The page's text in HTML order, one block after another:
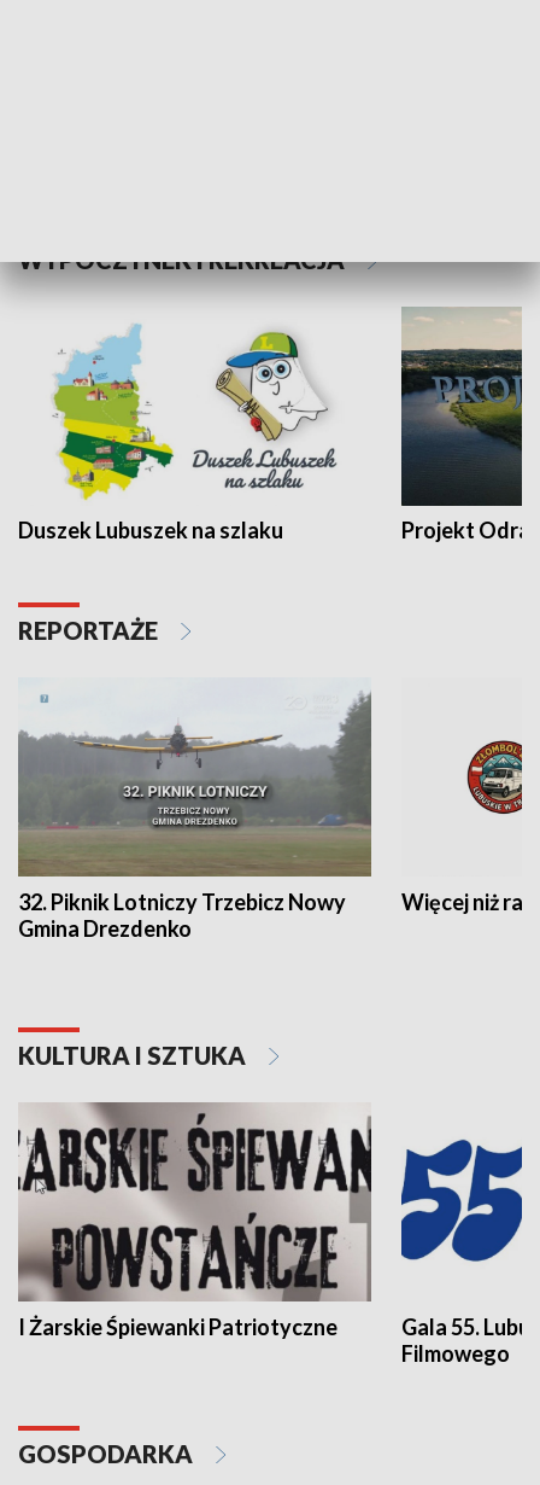
WYPOCZYNEK I REKREACJA
Duszek Lubuszek na szlaku Projekt Odra
REPORTAŻE
32. Piknik Lotniczy Trzebicz Nowy
Gmina Drezdenko
Więcej niż rajd
KULTURA I SZTUKA
I Żarskie Śpiewanki Patriotyczne
Gala 55.
Filmowego
GOSPODARKA